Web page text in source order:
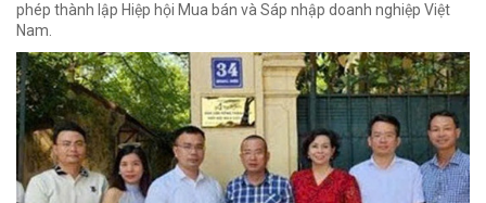
phép thành lập Hiệp hội Mua bán và Sáp nhập doanh nghiệp Việt
Nam.